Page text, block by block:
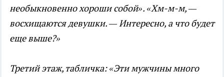
необыкновенно хороши собой». «Хм-м-м, —
восхищаются девушки. — Интересно, а что будет
еще выше?»
Третий этаж, табличка: «Эти мужчины много